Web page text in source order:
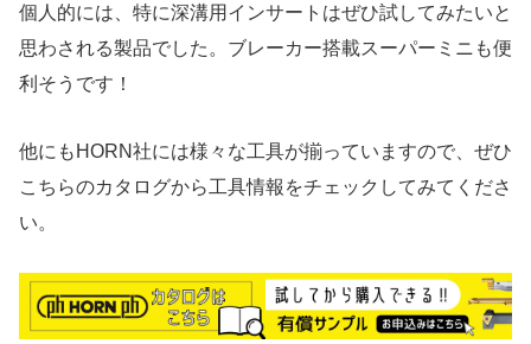
個人的には、特に深溝用インサートはぜひ試してみたいと
思わされる製品でした。ブレーカー搭載スーパーミニも便
利そうです！
他にもHORN社には様々な工具が揃っていますので、ぜひ
こちらのカタログから工具情報をチェックしてみてくださ
い。